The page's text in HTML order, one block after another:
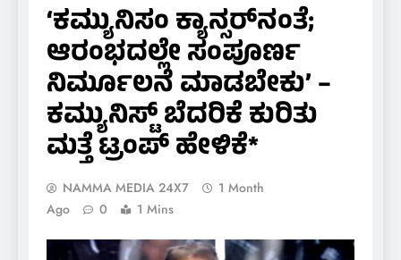
‘ಕಮ್ಯುನಿಸಂ ಕ್ಯಾನ್ಸರ್‌ನಂತೆ;
ಆರಂಭದಲ್ಲೇ ಸಂಪೂರ್ಣ
ನಿರ್ಮೂಲನೆ ಮಾಡಬೇಕು’ –
ಕಮ್ಯುನಿಸ್ಟ್ ಬೆದರಿಕೆ ಕುರಿತು
ಮತ್ತೆ ಟ್ರಂಪ್ ಹೇಳಿಕೆ*
NAMMA MEDIA 24X7
1 Month
Ago
0 1 Mins